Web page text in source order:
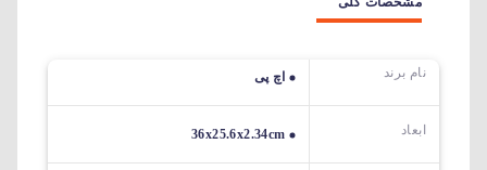
نام برند اچ پی
ابعاد 36x25.6x2.34cm